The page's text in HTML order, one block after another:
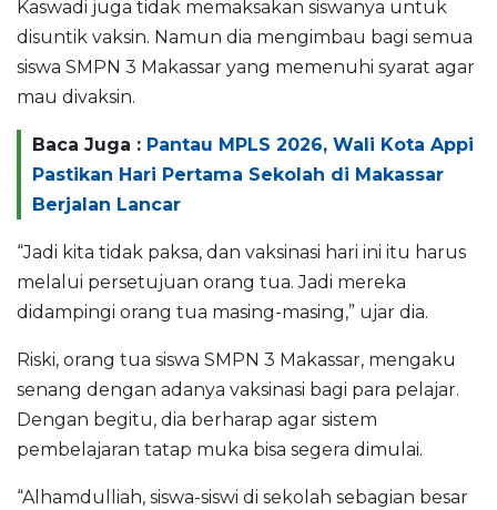
Kaswadi juga tidak memaksakan siswanya untuk
disuntik vaksin. Namun dia mengimbau bagi semua
siswa SMPN 3 Makassar yang memenuhi syarat agar
mau divaksin.
Baca Juga : Pantau MPLS 2026, Wali Kota Appi
Pastikan Hari Pertama Sekolah di Makassar
Berjalan Lancar
“Jadi kita tidak paksa, dan vaksinasi hari ini itu harus
melalui persetujuan orang tua. Jadi mereka
didampingi orang tua masing-masing,” ujar dia.
Riski, orang tua siswa SMPN 3 Makassar, mengaku
senang dengan adanya vaksinasi bagi para pelajar.
Dengan begitu, dia berharap agar sistem
pembelajaran tatap muka bisa segera dimulai.
“Alhamdulliah, siswa-siswi di sekolah sebagian besar